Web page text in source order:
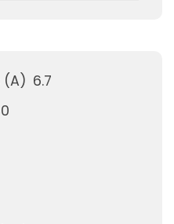
(A) 6.7